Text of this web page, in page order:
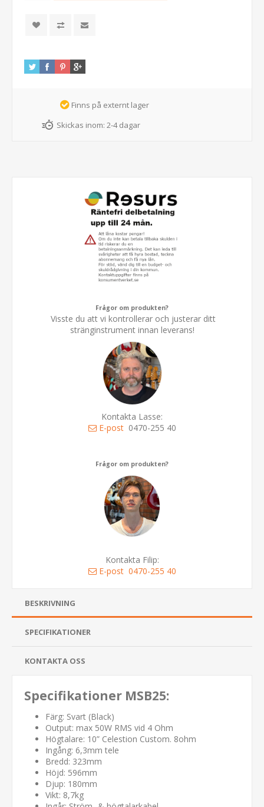
Finns på externt lager
Skickas inom: 2-4 dagar
Frågor om produkten?
Visste du att vi kontrollerar och justerar ditt
stränginstrument innan leverans!
Kontakta Lasse:
E-post0470-255 40
Frågor om produkten?
Kontakta Filip:
E-post 0470-255 40
BESKRIVNING
SPECIFIKATIONER
KONTAKTA OSS
Specifikationer MSB25:
Färg: Svart (Black)
Output: max 50W RMS vid 4 Ohm
Högtalare: 10” Celestion Custom. 8ohm
Ingång: 6,3mm tele
Bredd: 323mm
Höjd: 596mm
Djup: 180mm
Vikt: 8,7kg